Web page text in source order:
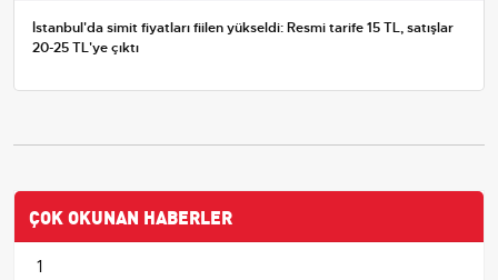
İstanbul'da simit fiyatları fiilen yükseldi: Resmi tarife 15 TL, satışlar
20-25 TL'ye çıktı
ÇOK OKUNAN HABERLER
1